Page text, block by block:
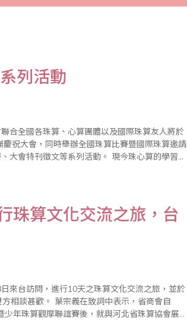
列活動
合全國各珠算、心算團體以及國際珠算友人將於
祝大會，同時舉辦全國珠算比賽暨國際珠算邀請
等系列活動。 現今珠心算的學習不
珠算文化交流之旅，台
來台訪問，進行10天之珠算文化交流之旅，並於
中表示，省商會自
年珠算觀摩聯誼賽後，就與河北省珠算協會展